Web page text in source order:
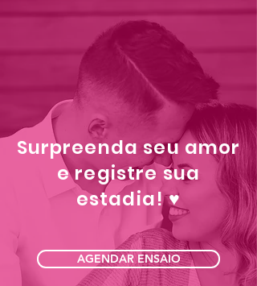
Surpreenda seu amor
e registre sua
estadia! ♥
AGENDAR ENSAIO